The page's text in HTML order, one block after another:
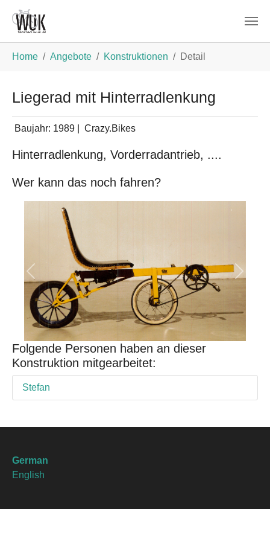
Home Angebote Konstruktionen Detail
Liegerad mit Hinterradlenkung
Baujahr: 1989 Crazy.Bikes
Hinterradlenkung, Vorderradantrieb, ....
Wer kann das noch fahren?
Previous Next
Folgende Personen haben an dieser
Konstruktion mitgearbeitet:
Stefan
German
English